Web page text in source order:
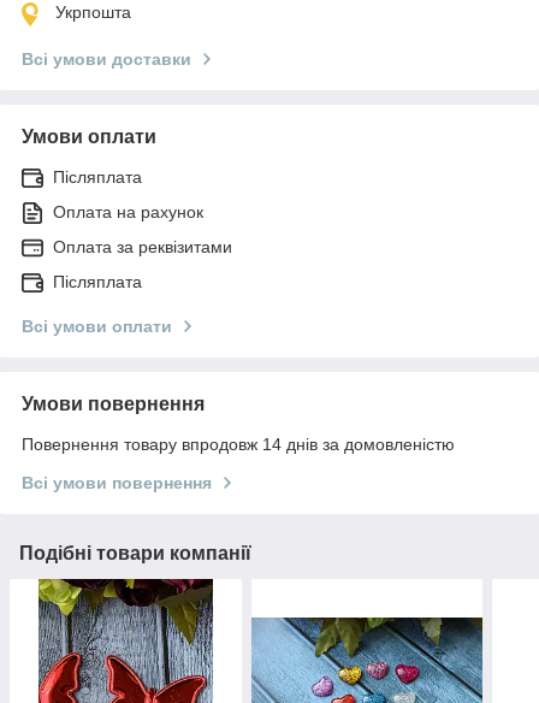
Укрпошта
Всі умови доставки
Умови оплати
Післяплата
Оплата на рахунок
Оплата за реквізитами
Післяплата
Всі умови оплати
Умови повернення
Повернення товару впродовж 14 днів за домовленістю
Всі умови повернення
Подібні товари компанії